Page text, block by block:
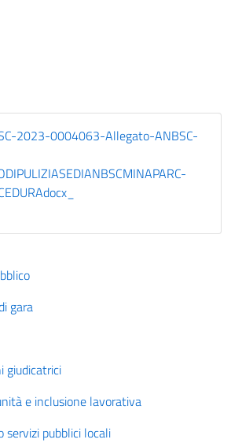
2023-0004063-Allegato-ANBSC-
gara
giudicatrici
e inclusione lavorativa
pubblici locali